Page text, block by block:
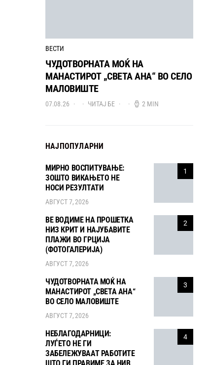
ВЕСТИ
ЧУДОТВОРНАТА МОЌ НА
МАНАСТИРОТ „СВЕТА АНА“ ВО СЕЛО
МАЛОВИШТЕ
07.08.26 ЧИТАЈ БЕ 2 MIN
НАЈПОПУЛАРНИ
1
МИРНО ВОСПИТУВАЊЕ:
ЗОШТО ВИКАЊЕТО НЕ
НОСИ РЕЗУЛТАТИ
АВГУСТ 7, 2026
2
ВЕ ВОДИМЕ НА ПРОШЕТКА
НИЗ КРИТ И НАЈУБАВИТЕ
ПЛАЖИ ВО ГРЦИЈА
(ФОТОГАЛЕРИЈА)
АВГУСТ 7, 2026
3
ЧУДОТВОРНАТА МОЌ НА
МАНАСТИРОТ „СВЕТА АНА“
ВО СЕЛО МАЛОВИШТЕ
АВГУСТ 7, 2026
4
НЕБЛАГОДАРНИЦИ:
ЛУЃЕТО НЕ ГИ
ЗАБЕЛЕЖУВААТ РАБОТИТЕ
ШТО ГИ ПРАВИМЕ ЗА НИВ